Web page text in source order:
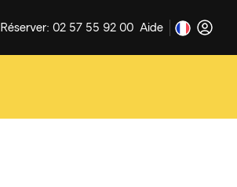
Réserver: 02 57 55 92 00 Aide